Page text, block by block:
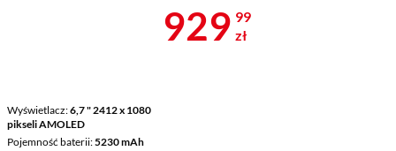
Wyświetlacz 6,7 " 2412 x 1080
pikseli AMOLED
Pojemność baterii 5230 mAh
Cena 929,99
929 99
zł